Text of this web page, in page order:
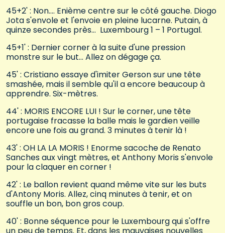
45+2' : Non…. Enième centre sur le côté gauche. Diogo
Jota s'envole et l'envoie en pleine lucarne. Putain, à
quinze secondes près… Luxembourg 1 – 1 Portugal.
45+1' : Dernier corner à la suite d'une pression
monstre sur le but… Allez on dégage ça.
45' : Cristiano essaye d'imiter Gerson sur une tête
smashée, mais il semble qu'il a encore beaucoup à
apprendre. Six-mètres.
44' : MORIS ENCORE LUI ! Sur le corner, une tête
portugaise fracasse la balle mais le gardien veille
encore une fois au grand. 3 minutes à tenir là !
43' : OH LA LA MORIS ! Enorme sacoche de Renato
Sanches aux vingt mètres, et Anthony Moris s'envole
pour la claquer en corner !
42' : Le ballon revient quand même vite sur les buts
d'Antony Moris. Allez, cinq minutes à tenir, et on
souffle un bon, bon gros coup.
40' : Bonne séquence pour le Luxembourg qui s'offre